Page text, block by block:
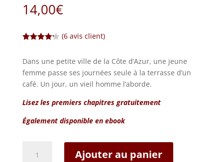
14,00€
basé
notations
client
(6 avis client)
Dans une petite ville de la Côte d’Azur, une jeune
femme passe ses journées seule à la terrasse d’un
café. Un jour, un vieil homme l’aborde.
Lisez les premiers chapitres gratuitement
Également disponible en ebook
Ajouter au panier